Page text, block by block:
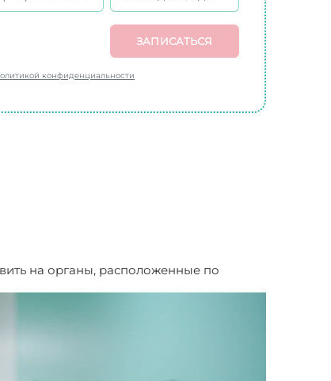
ЗАПИСАТЬСЯ
конфиденциальности
на органы, расположенные по